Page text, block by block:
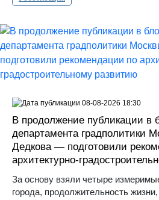
В продолжение публикации в
департамента градполитики
Дедкова — подготовили
архитектурно-
За основу взяли четыре
города, продолжительность
08-08-2026 18:30